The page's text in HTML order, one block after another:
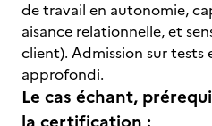
de travail en autonomie,
aisance relationnelle, et
client). Admission sur
approfondi.
Le cas échant,